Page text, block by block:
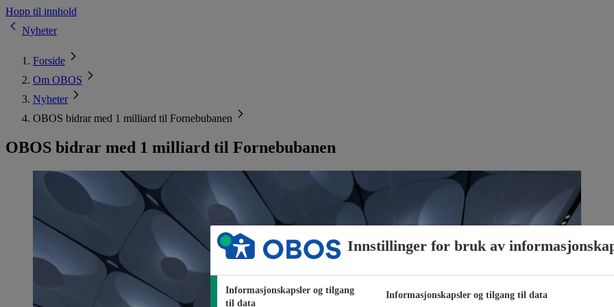
Hopp til innhold
Nyheter
Forside
Om OBOS
Nyheter
OBOS bidrar med 1 milliard til Fornebubanen
OBOS bidrar med 1 milliard til Fornebubanen
Innstillinger for bruk av
Informasjonskapsler og tilgang
til data
Informasjonskapsler og tilgang til data